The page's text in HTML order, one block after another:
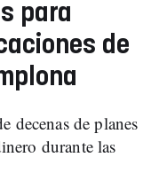
para
de
decenas de planes
durante las